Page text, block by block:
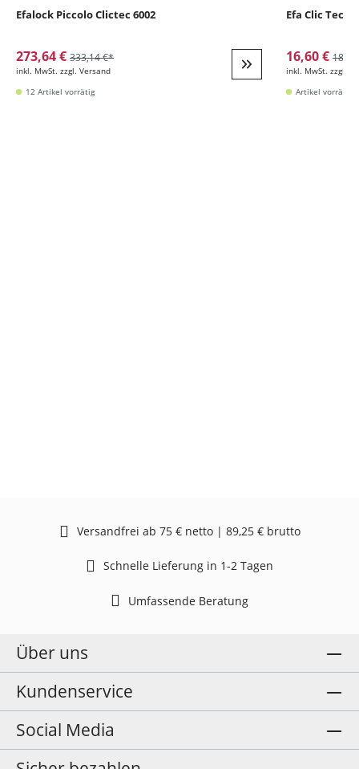
Efalock Piccolo Clictec 6002
273,64 € 333,14 €*
inkl. MwSt. zzgl. Versand Weiter zur Detail
12 Artikel vorrätig
Efa Clic Tec
16,60 €
inkl. MwSt. zzgl.
Artikel vorrätig
Versandfrei ab 75 € netto | 89,25 € brutto
Schnelle Lieferung in 1-2 Tagen
Umfassende Beratung
Über uns
Kundenservice
Social Media